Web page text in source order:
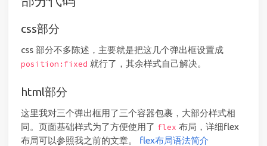
css部分
css 部分不多陈述，主要就是把这几个弹出框设置成
position:fixed 就行了，其余样式自己解决。
html部分
这里我对三个弹出框用了三个容器包裹，大部分样式相
同。页面基础样式为了方便使用了 flex 布局，详细flex
布局可以参照我之前的文章。 flex布局语法简介